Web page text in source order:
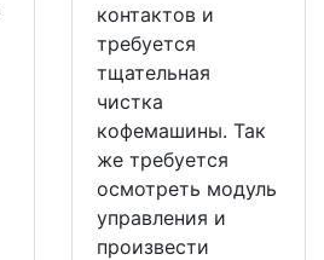
контактов и
требуется
тщательная
чистка
кофемашины. Так
же требуется
осмотреть модуль
управления и
произвести